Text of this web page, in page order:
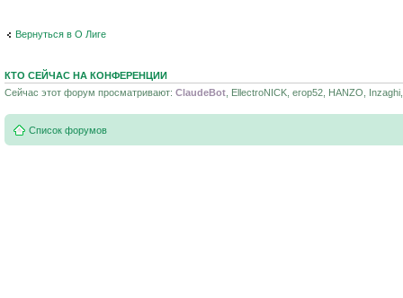
Вернуться в О Лиге
КТО СЕЙЧАС НА КОНФЕРЕНЦИИ
Сейчас этот форум просматривают: ClaudeBot , EllectroNICK, егор52, HANZO,
Список форумов